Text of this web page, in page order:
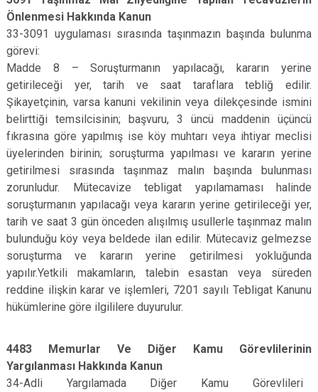
Önlenmesi Hakkında Kanun
33-3091 uygulaması sırasında taşınmazın başında bulunma
görevi:
Madde 8 – Soruşturmanın yapılacağı, kararın yerine
getirileceği yer, tarih ve saat taraflara tebliğ edilir.
Şikayetçinin, varsa kanuni vekilinin veya dilekçesinde ismini
belirttiği temsilcisinin; başvuru, 3 üncü maddenin üçüncü
fıkrasına göre yapılmış ise köy muhtarı veya ihtiyar meclisi
üyelerinden birinin; soruşturma yapılması ve kararın yerine
getirilmesi sırasında taşınmaz malın başında bulunması
zorunludur. Mütecavize tebligat yapılamaması halinde
soruşturmanın yapılacağı veya kararın yerine getirileceği yer,
tarih ve saat 3 gün önceden alışılmış usullerle taşınmaz malın
bulunduğu köy veya beldede ilan edilir. Mütecaviz gelmezse
soruşturma ve kararın yerine getirilmesi yokluğunda
yapılır.Yetkili makamların, talebin esastan veya süreden
reddine ilişkin karar ve işlemleri, 7201 sayılı Tebligat Kanunu
hükümlerine göre ilgililere duyurulur.
4483 Memurlar Ve Diğer Kamu Görevlilerinin
Yargılanması Hakkında Kanun
34-Adli Yargılamada Diğer Kamu Görevlileri